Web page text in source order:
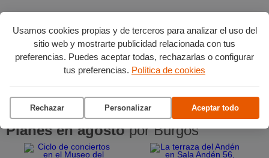
Usamos cookies propias y de terceros para analizar el uso del
sitio web y mostrarte publicidad relacionada con tus
preferencias. Puedes aceptar todas, rechazarlas o configurar
tus preferencias. Política de cookies
Rechazar Personalizar Aceptar todo
Planes en agostopor Burgos